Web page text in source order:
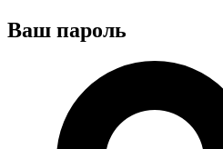
Ваш пароль